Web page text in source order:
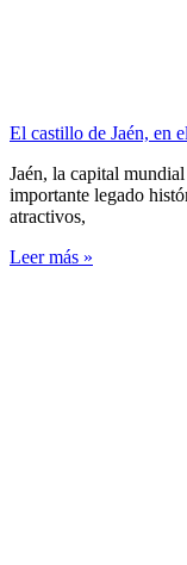
El castillo de Jaén, en
Jaén, la capital
importante legado
atractivos,
Leer más »